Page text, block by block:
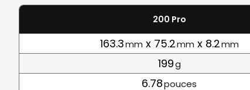
200 Pro
163.3mm x 75.2mm x 8.2mm
199g
6.78pouces